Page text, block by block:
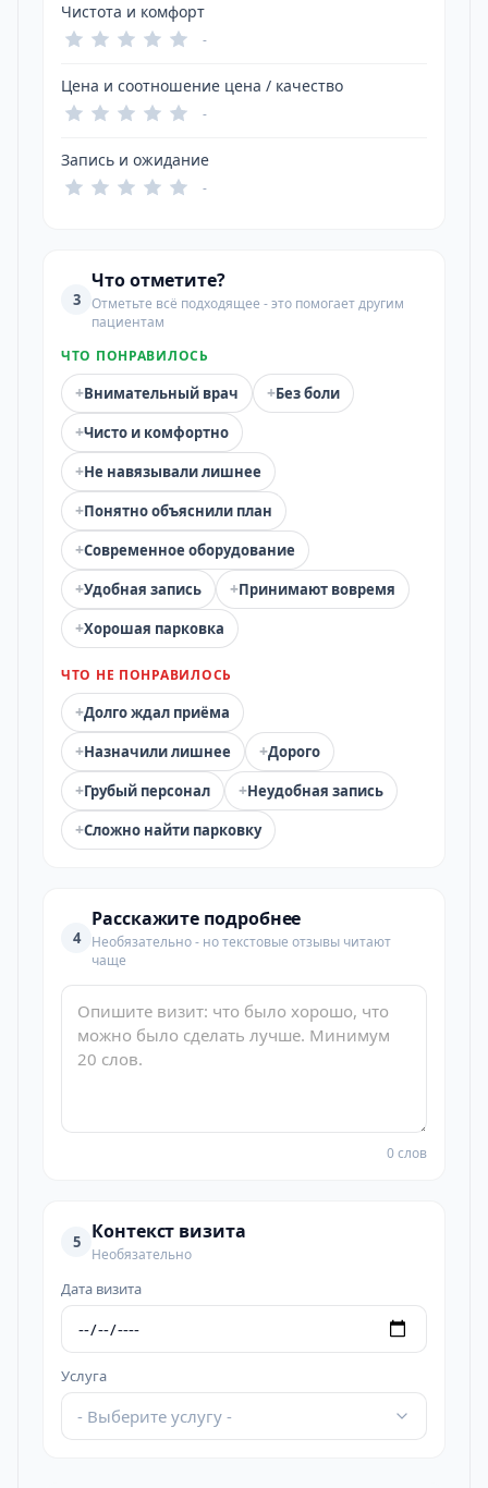
Чистота и комфорт
-
Цена и соотношение цена / качество
-
Запись и ожидание
-
3
Что отметите?
Отметьте всё подходящее - это помогает другим
пациентам
ЧТО ПОНРАВИЛОСЬ
+Внимательный врач +Без боли
+Чисто и комфортно
+Не навязывали лишнее
+Понятно объяснили план
+Современное оборудование
+Удобная запись +Принимают вовремя
+Хорошая парковка
ЧТО НЕ ПОНРАВИЛОСЬ
+Долго ждал приёма
+Назначили лишнее +Дорого
+Грубый персонал +Неудобная запись
+Сложно найти парковку
4
Расскажите подробнее
Необязательно - но текстовые отзывы читают
чаще
0 слов
5 Контекст визита
Необязательно
Дата визита
Услуга
- Выберите услугу -